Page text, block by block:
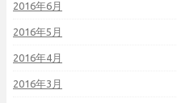
2016年6月
2016年5月
2016年4月
2016年3月